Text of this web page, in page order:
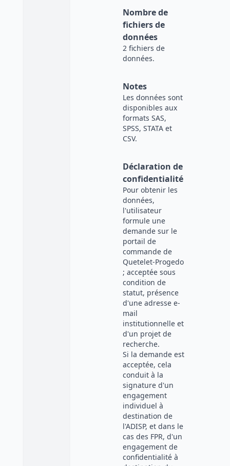
Nombre de
fichiers de
données
2 fichiers de
données.
Notes
Les données sont
disponibles aux
formats SAS,
SPSS, STATA et
CSV.
Déclaration de
confidentialité
Pour obtenir les
données,
l'utilisateur
formule une
demande sur le
portail de
commande de
Quetelet-Progedo
; acceptée sous
condition de
statut, présence
d'une adresse e-
mail
institutionnelle et
d'un projet de
recherche.
Si la demande est
acceptée, cela
conduit à la
signature d'un
engagement
individuel à
destination de
l'ADISP, et dans le
cas des FPR, d'un
engagement de
confidentialité à